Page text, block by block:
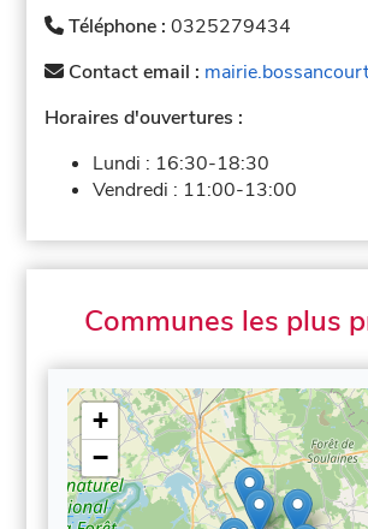
Téléphone :0325279434
Contact email :
Horaires d'ouvertures :
Lundi : 16:30-18:30
Vendredi : 11:00-13:00
Communes les plus
+
−